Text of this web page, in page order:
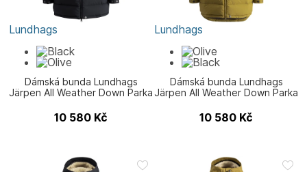
Lundhags
Dámská bunda Lundhags
Järpen All Weather Down Parka
10 580 Kč
Lundhags
Dámská bunda Lundhags
Järpen All Weather Down Parka
10 580 Kč